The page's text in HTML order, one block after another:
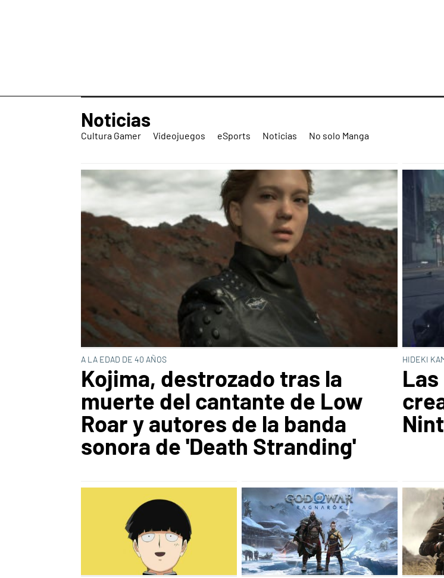
Noticias
Cultura Gamer Videojuegos eSports Noticias No solo Manga
A LA EDAD DE 40 AÑOS
Kojima, destrozado tras la
muerte del cantante de Low
Roar y autores de la banda
sonora de 'Death Stranding'
HIDEKI